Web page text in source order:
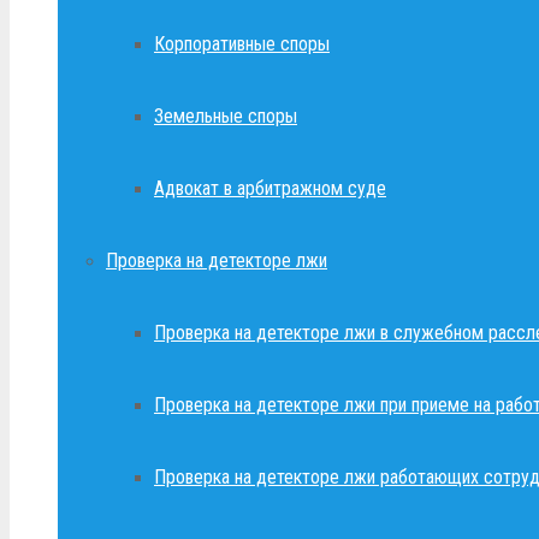
Корпоративные споры
Земельные споры
Адвокат в арбитражном суде
Проверка на детекторе лжи
Проверка на детекторе лжи в служебном
Проверка на детекторе лжи при приеме на
Проверка на детекторе лжи работающих